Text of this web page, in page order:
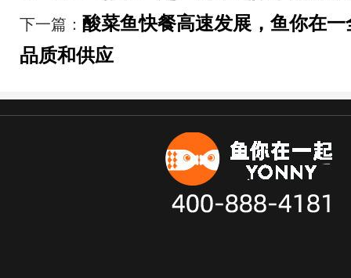
下一篇： 酸菜鱼快餐高速发展，鱼你在
品质和供应